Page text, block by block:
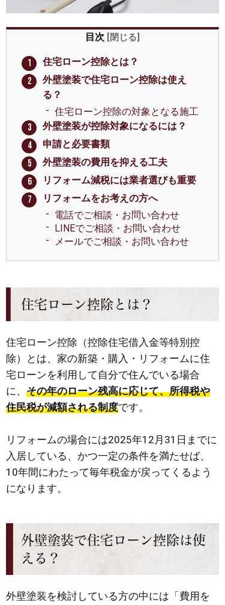
目次 [閉じる]
住宅ローン控除とは？
外壁塗装で住宅ローン控除は使え
る？
住宅ローン控除の対象となる施工
外壁塗装が控除対象になるには？
申請と必要書類
外壁塗装の費用を抑える工夫
リフォーム減税には業者選びも重要
リフォームをお考えの方へ
電話でご相談・お問い合わせ
LINEでご相談・お問い合わせ
メールでご相談・お問い合わせ
住宅ローン控除とは？
住宅ローン控除（控除住宅借入金等特別控
除）
とは、家の新築・購入・リフォームに住
宅ローンを利用して自分で住んでいる場合
に、 その年のローン残高に応じて、所得税や
住民税が減額される制度です。
リフォームの場合には2025年12月31日までに
入居している、かつ一定の条件を満たせば、
10年間にわたって毎年税金が戻ってくるよう
になります。
外壁塗装で住宅ローン控除は使
える？
外壁塗装を検討している方の中には「費用を